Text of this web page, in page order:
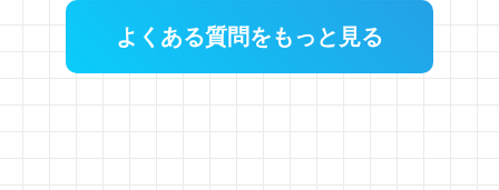
よくある質問をもっと見る